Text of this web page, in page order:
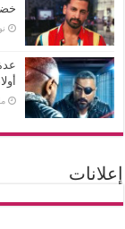
إعلانات